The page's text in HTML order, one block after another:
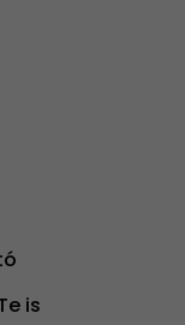
is